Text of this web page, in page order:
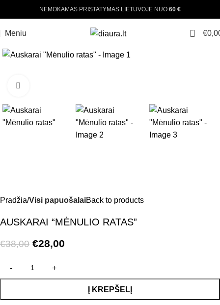
NEMOKAMAS PRISTATYMAS LIETUVOJE NUO 60 €
Meniu 0 €
Pradžia Visi papuošalaiBack to products
AUSKARAI “MĖNULIO RATAS”
€38,00 €28,00
Į KREPŠELĮ